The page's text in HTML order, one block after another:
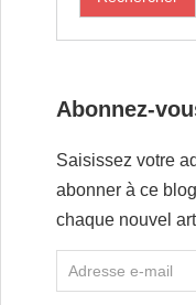
Abonnez-
Saisissez votre
abonner à ce
chaque nouvel